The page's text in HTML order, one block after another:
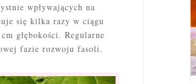
wpływających na
się kilka razy w ciągu
głębokości. Regularne
fazie rozwoju fasoli.